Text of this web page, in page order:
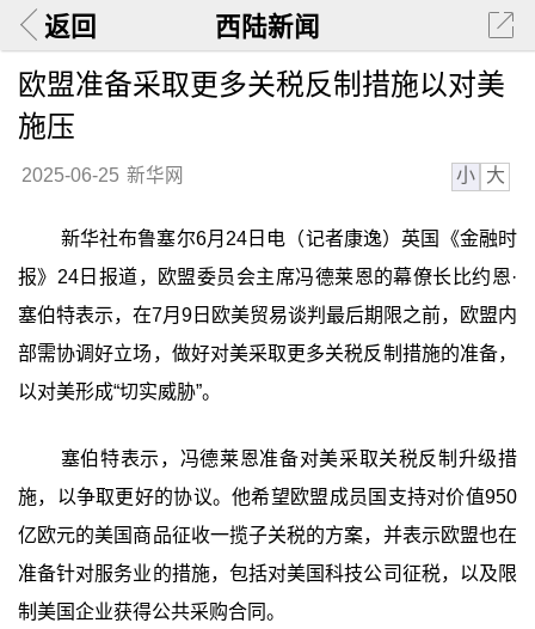
返回 西陆新闻
欧盟准备采取更多关税反制措施以对美
施压
2025-06-25 新华网 小 大
新华社布鲁塞尔6月24日电（记者康逸）英国《金融时
报》24日报道，欧盟委员会主席冯德莱恩的幕僚长比约恩·
塞伯特表示，在7月9日欧美贸易谈判最后期限之前，欧盟内
部需协调好立场，做好对美采取更多关税反制措施的准备，
以对美形成“切实威胁”。
塞伯特表示，冯德莱恩准备对美采取关税反制升级措
施，以争取更好的协议。他希望欧盟成员国支持对价值950
亿欧元的美国商品征收一揽子关税的方案，并表示欧盟也在
准备针对服务业的措施，包括对美国科技公司征税，以及限
制美国企业获得公共采购合同。